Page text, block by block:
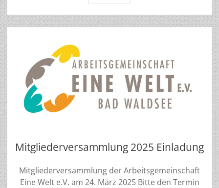
2025
Mitgliederversammlung 2025 Einladung
Mitgliederversammlung der Arbeitsgemeinschaft
Eine Welt e.V. am 24. März 2025 Bitte den Termin